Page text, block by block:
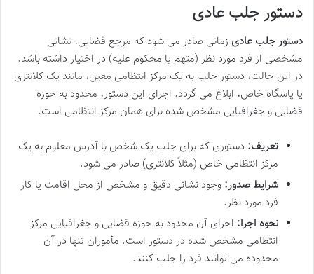
دستور جلب عادی
دستور جلب عادی زمانی صادر می شود که مرجع قضایی، نشانی
مشخصی از فرد مورد نظر (متهم یا محکوم علیه) در اختیار داشته باشد.
در این حالت، دستور جلب به یک مرکز انتظامی معین، مانند یک کلانتری
یا پاسگاه خاص، ابلاغ می گردد. اجرای این دستور، محدود به حوزه
قضایی و جغرافیایی مشخص شده برای همان مرکز انتظامی است.
تعریف: دستوری که برای جلب یک شخص با آدرس معلوم به یک
مرکز انتظامی خاص (مثلاً کلانتری) صادر می شود.
شرایط صدور: وجود نشانی دقیق و مشخص از محل اقامت یا کار
فرد مورد نظر.
نحوه اجرا: اجرای آن محدود به حوزه قضایی و جغرافیایی مرکز
انتظامی مشخص شده در دستور است. مأموران تنها در آن
محدوده می توانند فرد را جلب کنند.